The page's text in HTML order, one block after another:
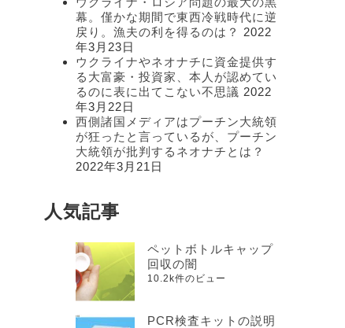
幕。僅かな期間で東西冷戦時代に逆
戻り。漁夫の利を得るのは？
2022
年3月23日
ウクライナやネオナチに資金提供す
る大富豪・投資家、本人が認めてい
るのに表に出てこない不思議 2022
年3月22日
西側諸国メディアはプーチン大統領
が狂ったと言っているが、プーチン
大統領が批判するネオナチとは？
2022年3月21日
人気記事
ペットボトルキャップ
回収の闇
10.2k件のビュー
PCR検査キットの説明